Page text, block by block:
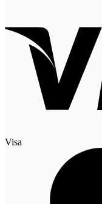
Visa